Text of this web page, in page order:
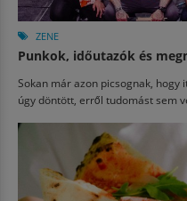
ZENE
Punkok, időutazók és
Sokan már azon picsognak, hogy
úgy döntött, erről tudomást sem